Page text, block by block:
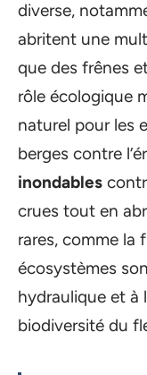
diverse,
abritent une
que des frênes
rôle écologique
naturel pour les
berges contre
inondables
crues tout en
rares, comme la
écosystèmes
hydraulique et à
biodiversité du